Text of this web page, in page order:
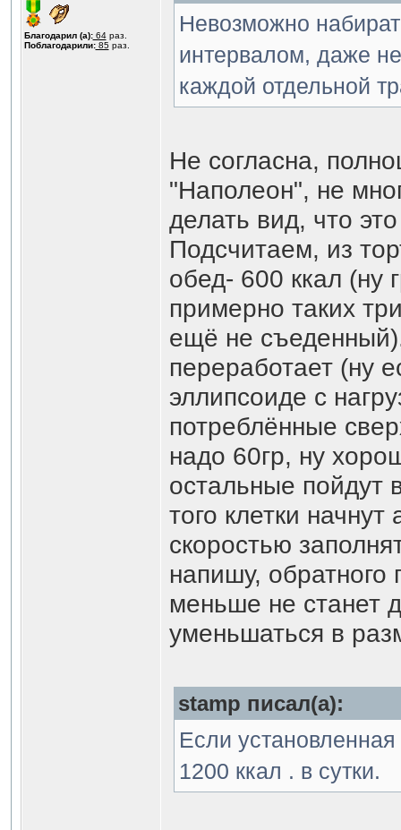
Благодарил (а):64раз.
Поблагодарили:85раз.
Невозможно
интервалом, даже
каждой отдельной
Не согласна,
"Наполеон", не
делать вид, что
Подсчитаем, из
обед- 600 ккал (ну
примерно таких
ещё не
переработает (ну
эллипсоиде с
потреблённые
надо 60гр, ну
остальные пойдут
того клетки
скоростью
напишу, обратного
меньше не станет
уменьшаться в
stamp писал(а):
Если
1200 ккал . в сутки.